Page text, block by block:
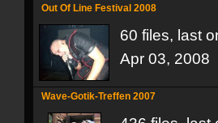
Out Of Line Festival 2008
60 files, last
Apr 03, 2008
Wave-Gotik-Treffen 2007